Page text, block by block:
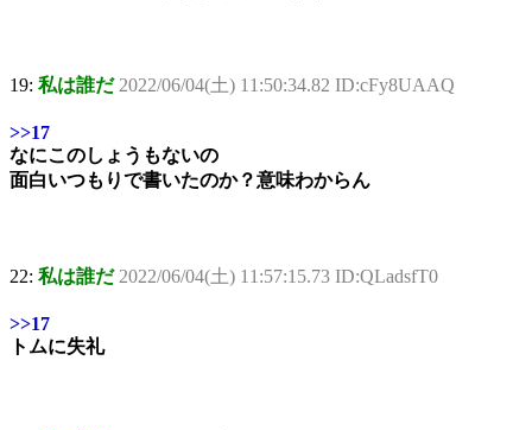
19: 私は誰だ 2022/06/04(土) 11:50:34.82 ID:cFy8UAAQ
>>17
なにこのしょうもないの
面白いつもりで書いたのか？意味わからん
22: 私は誰だ 2022/06/04(土) 11:57:15.73 ID:QLadsfT0
>>17
トムに失礼